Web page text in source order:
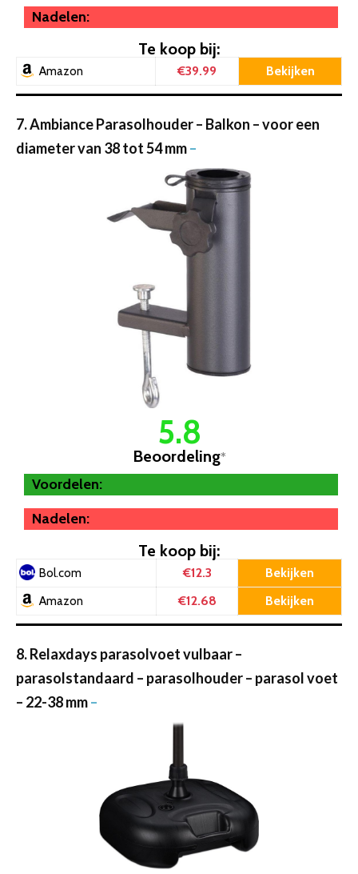
Nadelen:
Te koop bij:
Amazon €39.99 Bekijken
7. Ambiance Parasolhouder – Balkon – voor een
diameter van 38 tot 54 mm–
5.8
Beoordeling*
Voordelen:
Nadelen:
Te koop bij:
Bol.com €12.3 Bekijken
Amazon €12.68 Bekijken
8. Relaxdays parasolvoet vulbaar –
parasolstandaard – parasolhouder – parasol voet
– 22-38 mm–